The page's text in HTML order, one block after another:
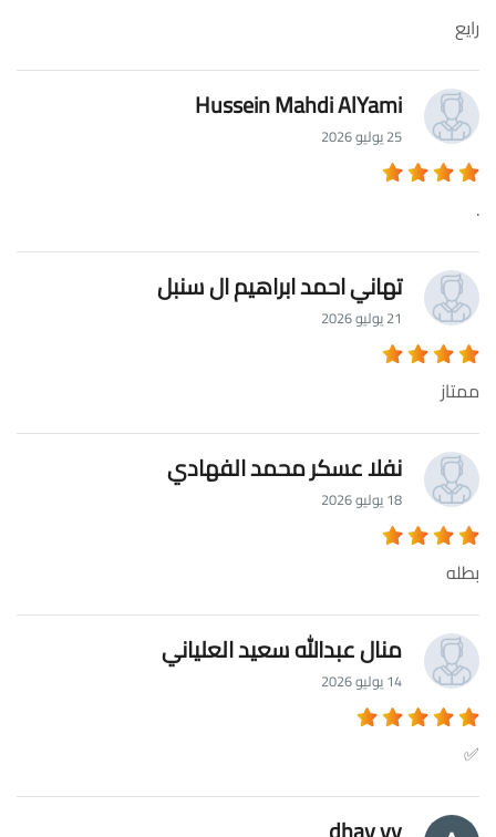
رايع
Hussein Mahdi AlYami
25 يوليو 2026
.
تهاني احمد ابراهيم ال سنبل
21 يوليو 2026
ممتاز
نفلا عسكر محمد الفهادي
18 يوليو 2026
بطله
منال عبدالله سعيد العلياني
14 يوليو 2026
✅